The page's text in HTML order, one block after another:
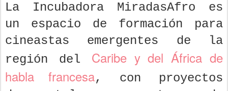
La Incubadora MiradasAfro es
un espacio de formación para
cineastas emergentes de la
región del Caribe y del África de
habla francesa, con proyectos